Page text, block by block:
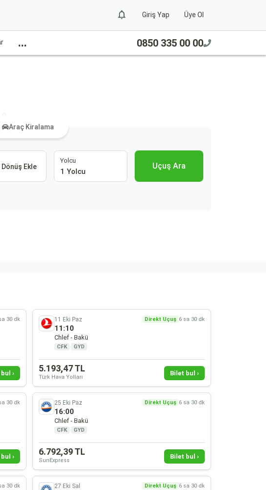
Giriş Yap Üye Ol
... 0850 335 00 00
Araç Kiralama
Dönüş Ekle
Yolcu
1 Yolcu
Uçuş Ara
30 dk
›
11 Eki Paz Direkt Uçuş 6 sa 30 dk
11:10
Chlef - Bakü
CFK · GYD
5.193,47 TL
Türk Hava Yolları
Bilet bul ›
30 dk
›
25 Eki Paz Direkt Uçuş 6 sa 30 dk
16:00
Chlef - Bakü
CFK · GYD
6.792,39 TL
SunExpress
Bilet bul ›
30 dk 27 Eki Sal Direkt Uçuş 6 sa 30 dk